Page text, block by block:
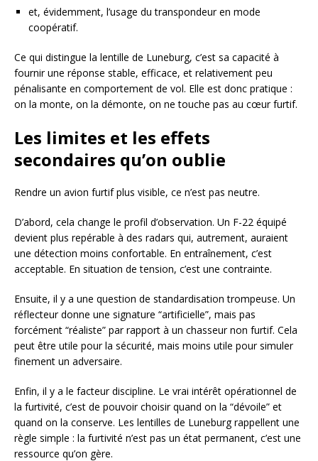
et, évidemment, l’usage du transpondeur en mode
coopératif.
Ce qui distingue la lentille de Luneburg, c’est sa capacité à
fournir une réponse stable, efficace, et relativement peu
pénalisante en comportement de vol. Elle est donc pratique :
on la monte, on la démonte, on ne touche pas au cœur furtif.
Les limites et les effets
secondaires qu’on oublie
Rendre un avion furtif plus visible, ce n’est pas neutre.
D’abord, cela change le profil d’observation. Un F-22 équipé
devient plus repérable à des radars qui, autrement, auraient
une détection moins confortable. En entraînement, c’est
acceptable. En situation de tension, c’est une contrainte.
Ensuite, il y a une question de standardisation trompeuse. Un
réflecteur donne une signature “artificielle”, mais pas
forcément “réaliste” par rapport à un chasseur non furtif. Cela
peut être utile pour la sécurité, mais moins utile pour simuler
finement un adversaire.
Enfin, il y a le facteur discipline. Le vrai intérêt opérationnel de
la furtivité, c’est de pouvoir choisir quand on la “dévoile” et
quand on la conserve. Les lentilles de Luneburg rappellent une
règle simple : la furtivité n’est pas un état permanent, c’est une
ressource qu’on gère.